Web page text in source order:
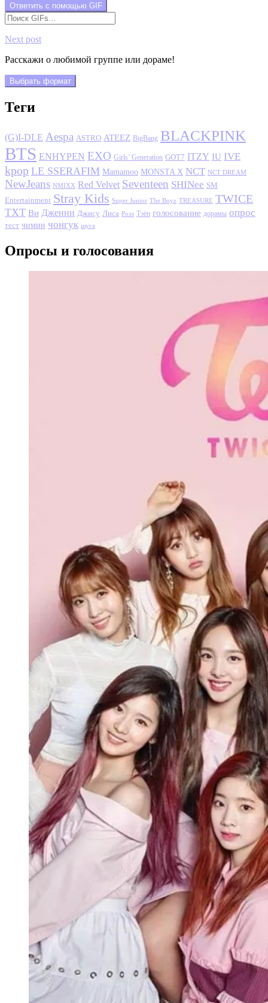
Ответить с помощью GIF
Next post
Расскажи о любимой группе или дораме!
Выбрать формат
Теги
(G)I-DLE Aespa ASTRO ATEEZ BigBang BLACKPINK
BTS ENHYPEN EXO Girls’ Generation GOT7 ITZY IU IVE
kpop LE SSERAFIM Mamamoo MONSTA X NCT NCT DREAM
NewJeans NMIXX Red Velvet Seventeen SHINee SM
Entertainment Stray Kids Super Junior The Boyz TREASURE TWICE
TXT Ви Дженни Джису Лиса Розэ Тэён голосование дорамы опрос
тест чимин чонгук шуга
Опросы и голосования